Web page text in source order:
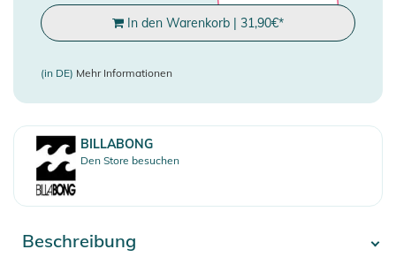
In den Warenkorb | 31,90€*
(in DE) Mehr Informationen
BILLABONG
Den Store besuchen
Beschreibung